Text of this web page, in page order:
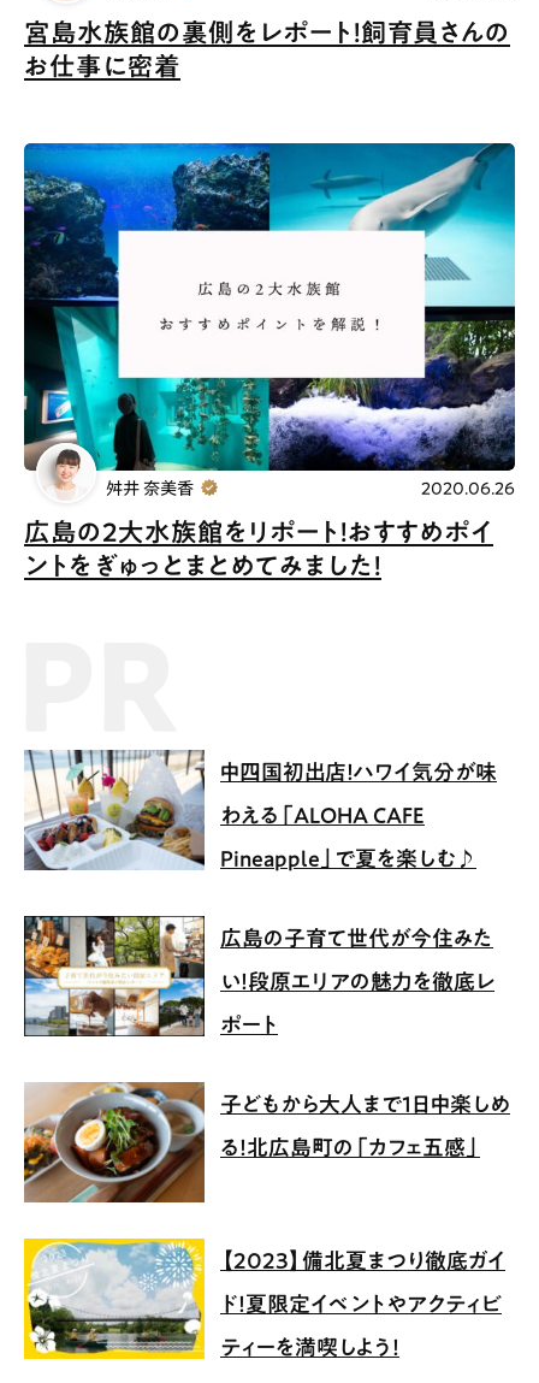
宮島水族館の裏側をレポート！飼育員さんの
お仕事に密着
広島の2大水族館をリポート！おすすめポイ
ントをぎゅっとまとめてみました！
舛井 奈美香 2020.06.26
中四国初出店！ハワイ気分が味
わえる「ALOHA CAFE
Pineapple」で夏を楽しむ♪
広島の子育て世代が今住みた
い！段原エリアの魅力を徹底レ
ポート
子どもから大人まで1日中楽しめ
る！北広島町の「カフェ五感」
【2023】備北夏まつり徹底ガイ
ド！夏限定イベントやアクティビ
ティーを満喫しよう！